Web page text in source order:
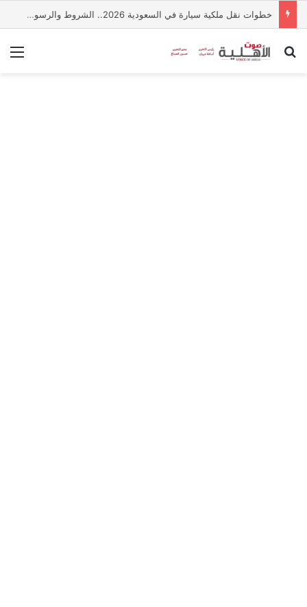
خطوات نقل ملكية سيارة في السعودية 2026.. الشروط والرسوم وطريقة إتمام الخدمة عبر أبشر
بحث عن